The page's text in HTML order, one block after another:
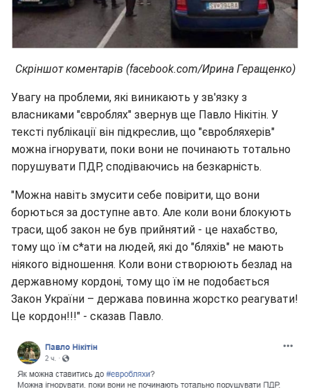
Скріншот коментарів (facebook.com/Ирина Геращенко)
Увагу на проблеми, які виникають у зв'язку з
власниками "євроблях" звернув ще Павло Нікітін. У
тексті публікації він підкреслив, що "євробляхерів"
можна ігнорувати, поки вони не починають тотально
порушувати ПДР, сподіваючись на безкарність.
"Можна навіть змусити себе повірити, що вони
борються за доступне авто. Але коли вони блокують
траси, щоб закон не був прийнятий - це нахабство,
тому що їм с*ати на людей, які до "бляхів" не мають
ніякого відношення. Коли вони створюють безлад на
державному кордоні, тому що їм не подобається
Закон України – держава повинна жорстко реагувати!
Це кордон!!!" - сказав Павло.